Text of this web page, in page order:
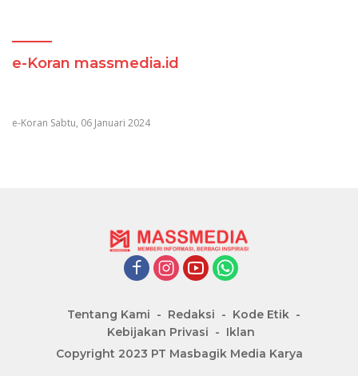
e-Koran massmedia.id
e-Koran Sabtu, 06 Januari 2024
Tentang Kami Redaksi
Kode Etik
Kebijakan Privasi
Iklan
Copyright 2023 PT Masbagik Media Karya